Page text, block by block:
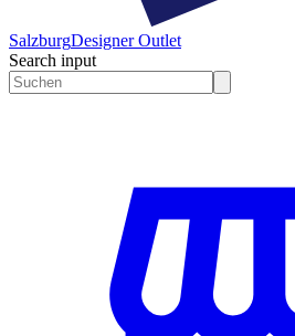
SalzburgDesigner Outlet
Search input